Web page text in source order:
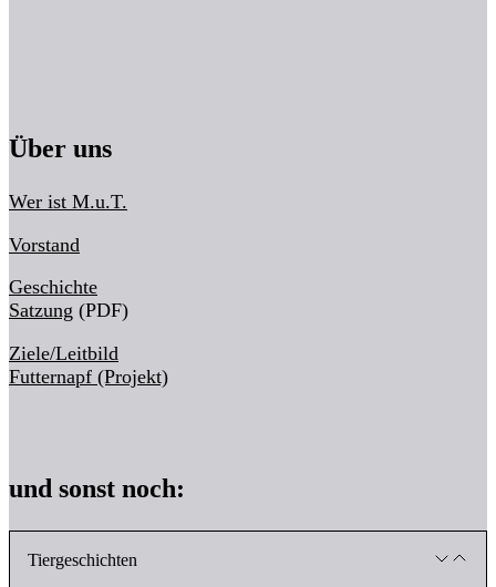
Über uns
Wer ist M.u.T.
Vorstand
Geschichte
Satzung (PDF)
Ziele/Leitbild
Futternapf (Projekt)
und sonst noch:
Tiergeschichten